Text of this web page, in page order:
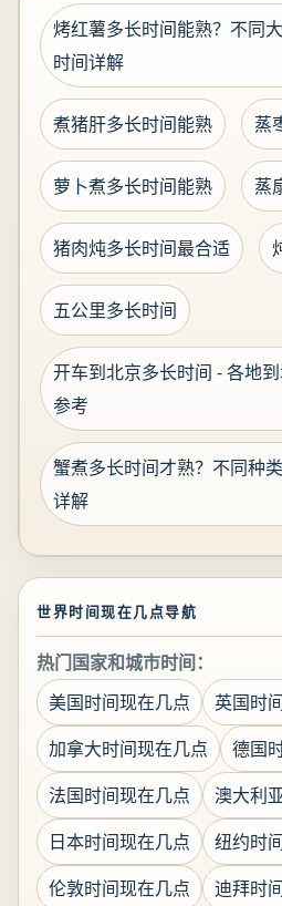
烤红薯多长时间能熟？不同
时间详解
煮猪肝多长时间能熟 蒸
萝卜煮多长时间能熟 蒸
猪肉炖多长时间最合适
五公里多长时间
开车到北京多长时间 - 各地
参考
蟹煮多长时间才熟？不同种
详解
世界时间现在几点导航
热门国家和城市时间：
美国时间现在几点
英国时
加拿大时间现在几点
德国
法国时间现在几点
澳大利
日本时间现在几点
纽约时
伦敦时间现在几点
迪拜时